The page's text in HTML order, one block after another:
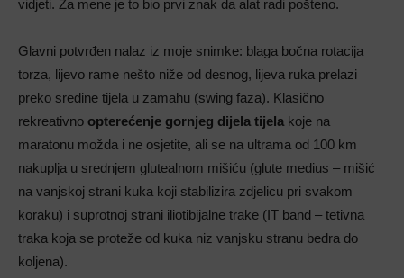
vidjeti. Za mene je to bio prvi znak da alat radi pošteno.
Glavni potvrđen nalaz iz moje snimke: blaga bočna rotacija
torza, lijevo rame nešto niže od desnog, lijeva ruka prelazi
preko sredine tijela u zamahu (swing faza). Klasično
rekreativno opterećenje gornjeg dijela tijela koje na
maratonu možda i ne osjetite, ali se na ultrama od 100 km
nakuplja u srednjem glutealnom mišiću (glute medius – mišić
na vanjskoj strani kuka koji stabilizira zdjelicu pri svakom
koraku) i suprotnoj strani iliotibijalne trake (IT band – tetivna
traka koja se proteže od kuka niz vanjsku stranu bedra do
koljena).